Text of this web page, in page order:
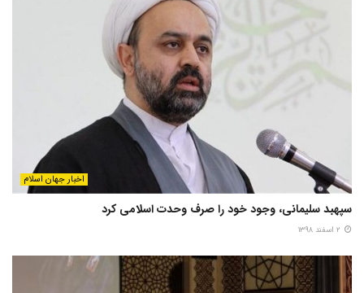
اخبار جهان اسلام
سپهبد سلیمانی، وجود خود را صرف وحدت اسلامی کرد